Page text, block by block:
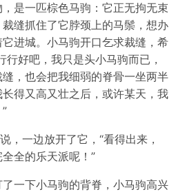
是一匹棕色马驹：它正无拘无束
缝抓住了它脖颈上的马鬃，想办
进城。小马驹开口乞求裁缝，希
行好吧，我只是头小马驹而已，
，也会把我细弱的脊骨一坐两半
得又高又壮之后，或许某天，我
，一边放开了它，“看得出来，
全的乐天派呢！”
一下小马驹的背脊，小马驹高兴